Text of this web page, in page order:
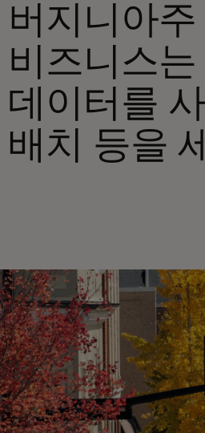
버지니아
비즈니스
데이터를
배치 등을